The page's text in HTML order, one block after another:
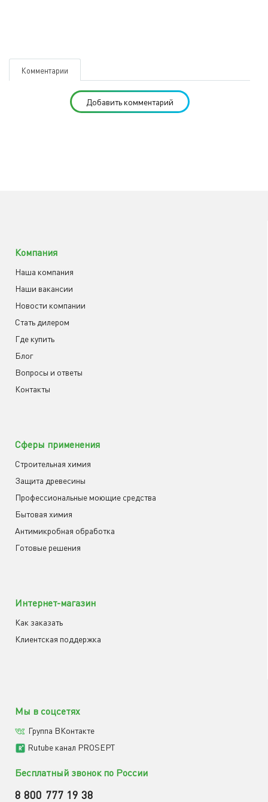
Комментарии
Добавить комментарий
Компания
Наша компания
Наши вакансии
Новости компании
Cтать дилером
Где купить
Блог
Вопросы и ответы
Контакты
Сферы применения
Строительная химия
Защита древесины
Профессиональные моющие средства
Бытовая химия
Антимикробная обработка
Готовые решения
Интернет-магазин
Как заказать
Клиентская поддержка
Мы в соцсетях
Группа ВКонтакте
Rutube канал PROSEPT
Бесплатный звонок по России
8 800 777 19 38